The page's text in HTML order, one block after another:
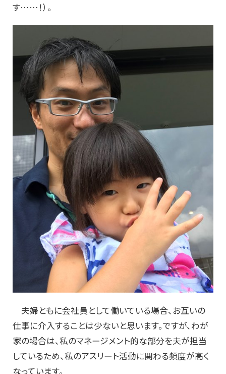
す……！）。
夫婦ともに会社員として働いている場合、お互いの
仕事に介入することは少ないと思います。ですが、わが
家の場合は、私のマネージメント的な部分を夫が担当
しているため、私のアスリート活動に関わる頻度が高く
なっています。